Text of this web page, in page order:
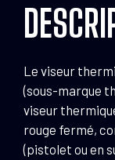
Le viseur
(sous-marque
viseur
rouge fermé,
(pistolet ou en